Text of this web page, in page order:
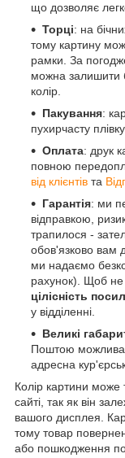
що дозволяє
Торці: на
тому картину
рамки. За
можна залишити
колір.
Пакування:
пухирчасту
Оплата: друк
повною
від клієнтів та
Гарантія: ми
відправкою,
трапилося -
обов'язково вам
ми надаємо
рахунок). Щоб не
цілісність
у відділенні.
Великі
Поштою можлива
адресна
Колір картини може
сайті, так як він
вашого дисплея.
тому товар
або пошкодження